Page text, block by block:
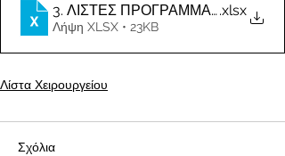
.xlsx
Λήψη XLSX • 23KB
Λίστα Χειρουργείου
Σχόλια